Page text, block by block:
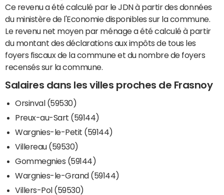
Ce revenu a été calculé par le JDN à partir des données
du ministère de l'Economie disponibles sur la commune.
Le revenu net moyen par ménage a été calculé à partir
du montant des déclarations aux impôts de tous les
foyers fiscaux de la commune et du nombre de foyers
recensés sur la commune.
Salaires dans les villes proches de Frasnoy
Orsinval (59530)
Preux-au-Sart (59144)
Wargnies-le-Petit (59144)
Villereau (59530)
Gommegnies (59144)
Wargnies-le-Grand (59144)
Villers-Pol (59530)